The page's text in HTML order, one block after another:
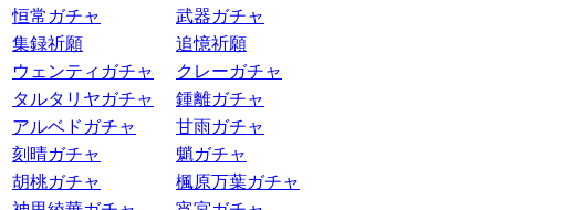
恒常ガチャ
武器ガチャ
集録祈願
追憶祈願
ウェンティガチャ
クレーガチャ
タルタリヤガチャ
鍾離ガチャ
アルベドガチャ
甘雨ガチャ
刻晴ガチャ
魈ガチャ
胡桃ガチャ
楓原万葉ガチャ